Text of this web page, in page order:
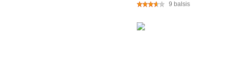
9 balsis